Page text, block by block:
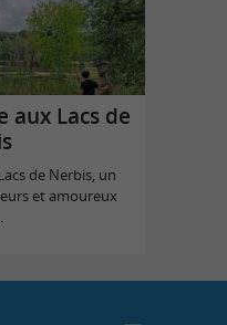
aux Lacs de
de Nerbis, un
et amoureux